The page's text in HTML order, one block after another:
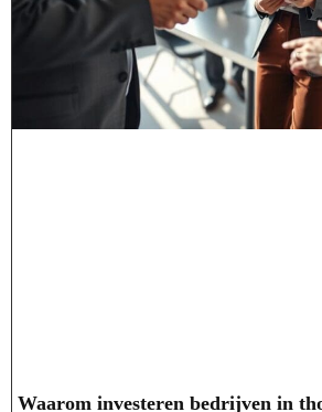
Waarom investeren bedrijven in